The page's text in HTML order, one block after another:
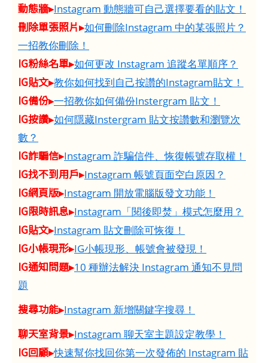
動態牆▸Instagram 動態牆可自己選擇要看的貼文！
刪除單張照片▸如何刪除Instagram 中的某張照片？
一招教你刪除！
IG粉絲名單▸如何更改 Instagram 追蹤名單順序？
IG貼文▸教你如何找到自己按讚的Instagram貼文！
IG備份▸一招教你如何備份Instergram 貼文！
IG按讚▸如何隱藏Instergram 貼文按讚數和瀏覽次
數？
IG詐騙信▸Instagram 詐騙信件、恢復帳號存取權！
IG找不到用戶▸Instagram 帳號頁面空白原因？
IG網頁版▸Instagram 開放電腦版發文功能！
IG限時訊息▸Instagram「閱後即焚」模式怎麼用？
IG貼文▸Instagram 貼文刪除可恢復！
IG小帳現形▸IG小帳現形、帳號會被發現！
IG通知問題▸10 種辦法解決 Instagram 通知不見問
題
搜尋功能▸Instagram 新增關鍵字搜尋！
聊天室背景▸Instagram 聊天室主題設定教學！
IG回顧▸快速幫你找回你第一次發佈的 Instagram 貼